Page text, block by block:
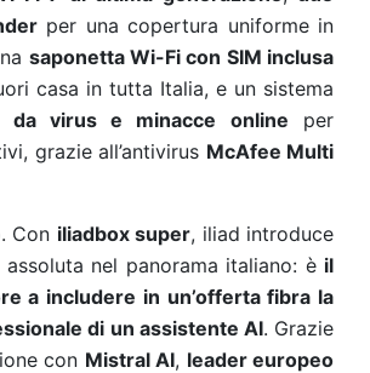
per una copertura uniforme in
saponetta Wi-Fi con SIM inclusa
casa in tutta Italia, e un sistema
da virus e minacce online per
grazie all’antivirus McAfee Multi
Con iliadbox super, iliad introduce
assoluta nel panorama italiano: è il
a includere in un’offerta fibra la
di un assistente AI. Grazie
con Mistral AI, leader europeo